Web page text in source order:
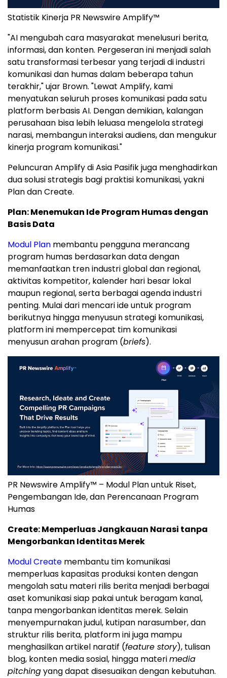
Statistik Kinerja PR Newswire Amplify™
"AI mengubah cara masyarakat menelusuri berita,
informasi, dan konten. Pergeseran ini menjadi salah
satu transformasi terbesar yang terjadi di industri
komunikasi dan humas dalam beberapa tahun
terakhir," ujar Brown. "Lewat Amplify, kami
menyatukan seluruh proses komunikasi pada satu
platform berbasis AI. Dengan demikian, kalangan
perusahaan bisa lebih leluasa mengelola strategi
narasi, membangun interaksi audiens, dan mengukur
kinerja program komunikasi."
Peluncuran Amplify di Asia Pasifik juga menghadirkan
dua solusi strategis bagi praktisi komunikasi, yakni
Plan dan Create.
Plan: Menemukan Ide Program Humas dengan
Basis Data
Modul Plan membantu pengguna merancang
program humas berdasarkan data dengan
memanfaatkan tren industri global dan regional,
aktivitas kompetitor, kalender hari besar lokal
maupun regional, serta berbagai agenda industri
penting. Mulai dari mencari ide untuk program
berikutnya hingga menyusun strategi komunikasi,
platform ini mempercepat tim komunikasi
menyusun arahan program (briefs).
PR Newswire Amplify™ – Modul Plan untuk Riset,
Pengembangan Ide, dan Perencanaan Program
Humas
Create: Memperluas Jangkauan Narasi tanpa
Mengorbankan Identitas Merek
Modul Create membantu tim komunikasi
memperluas kapasitas produksi konten dengan
mengolah satu materi rilis berita menjadi berbagai
aset komunikasi siap pakai untuk beragam kanal,
tanpa mengorbankan identitas merek. Selain
menyempurnakan judul, kutipan narasumber, dan
struktur rilis berita, platform ini juga mampu
menghasilkan artikel naratif (feature story), tulisan
blog, konten media sosial, hingga materimedia
pitchingyang dapat disesuaikan dengan kebutuhan.